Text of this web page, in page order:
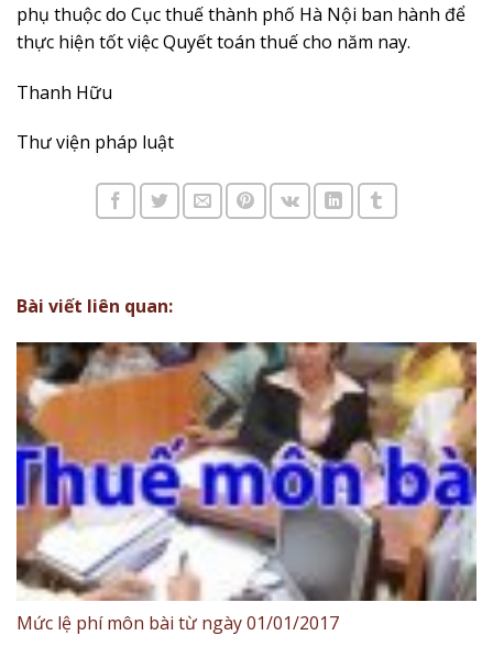
phụ thuộc do Cục thuế thành phố Hà Nội ban hành để
thực hiện tốt việc Quyết toán thuế cho năm nay.
Thanh Hữu
Thư viện pháp luật
Bài viết liên quan:
Mức lệ phí môn bài từ ngày 01/01/2017